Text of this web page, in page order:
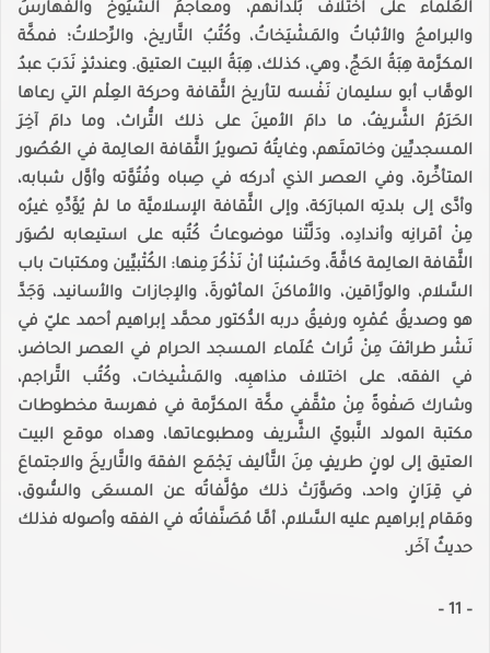
العُلماء على اختلاف بُلدانهم، ومعاجمُ الشُّيُوخ والفهارسُ
والبرامجُ والأثباتُ والمَشْيَخاتُ، وكُتُبُ التَّاريخ، والرِّحلاتُ؛ فمكَّة
المكرَّمة هِبَةُ الحَجِّ، وهي، كذلك، هِبَةُ البيت العتيق. وعندئذٍ نَدَبَ عبدُ
الوهَّاب أبو سليمان نَفْسه لتأريخ الثَّقافة وحركة العِلْم التي رعاها
الحَرَمُ الشَّريفُ، ما دامَ الأمينَ على ذلك التُّراث، وما دامَ آخِرَ
المسجديِّين وخاتمتَهم، وغايتُهُ تصويرُ الثَّقافة العالِمة في العُصُور
المتأخِّرة، وفي العصر الذي أدركه في صِباه وفُتُوَّته وأوَّل شبابه،
وأدَّى إلى بلدتِه المبارَكة، وإلى الثَّقافة الإسلاميَّة ما لمْ يُؤَدِّهِ غيرُه
مِنْ أقرانِه وأندادِه، ودَلَّتْنا موضوعاتُ كُتُبه على استيعابه لصُوَر
الثَّقافة العالِمة كافَّةً، وحَسْبُنا أنْ نَذْكُرَ مِنها: الكُتْبيِّين ومكتبات باب
السَّلام، والورَّاقين، والأماكنَ المأثورةَ، والإجازات والأسانيد، وَجَدَّ
هو وصديقُ عُمْرِه ورفيقُ دربه الدُّكتور محمَّد إبراهيم أحمد عليّ في
نَشْر طرائفَ مِنْ تُراث عُلَماء المسجد الحرام في العصر الحاضر،
في الفقه، على اختلاف مذاهبِه، والمَشْيخات، وكُتُب التَّراجم،
وشارك صَفْوةً مِنْ مثقَّفي مكَّة المكرَّمة في فهرسة مخطوطات
مكتبة المولد النَّبويّ الشَّريف ومطبوعاتها، وهداه موقع البيت
العتيق إلى لونٍ طريفٍ مِنَ التَّأليف يَجْمَع الفقهَ والتَّاريخَ والاجتماعَ
في قِرَانٍ واحد، وصَوَّرَتْ ذلك مؤلَّفاتُه عن المسعَى والسُّوق،
ومَقام إبراهيم عليه السَّلام، أمَّا مُصَنَّفاتُه في الفقه وأصوله فذلك
حديثٌ آخَر.
– 11 –